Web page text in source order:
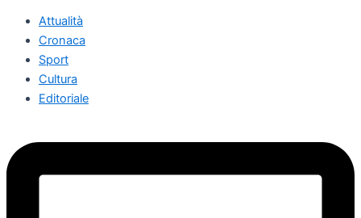
Attualità
Cronaca
Sport
Cultura
Editoriale